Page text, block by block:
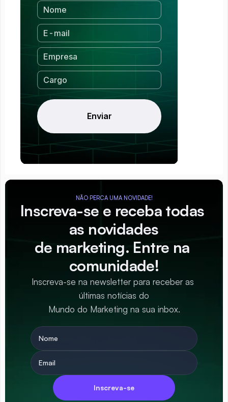
NÃO PERCA UMA NOVIDADE!
Inscreva-se e receba todas
as novidades
de marketing. Entre na
comunidade!
Inscreva-se na newsletter para receber as
últimas notícias do
Mundo do Marketing na sua inbox.
Inscreva-se